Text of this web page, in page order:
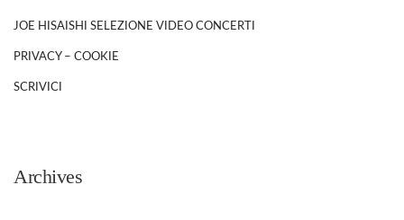
JOE HISAISHI SELEZIONE VIDEO CONCERTI
PRIVACY – COOKIE
SCRIVICI
Archives